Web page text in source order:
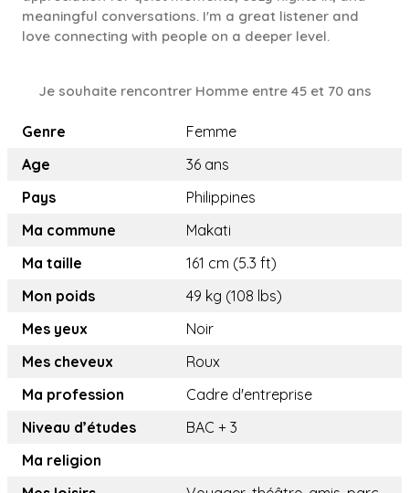
meaningful conversations. I'm a great listener and
love connecting with people on a deeper level.
Je souhaite rencontrer Homme entre 45 et 70 ans
Genre
Femme
Age
36 ans
Pays
Philippines
Ma commune
Makati
Ma taille
161 cm (5.3 ft)
Mon poids
49 kg (108 lbs)
Mes yeux
Noir
Mes cheveux
Roux
Ma profession
Cadre d'entreprise
Niveau d’études
BAC + 3
Ma religion